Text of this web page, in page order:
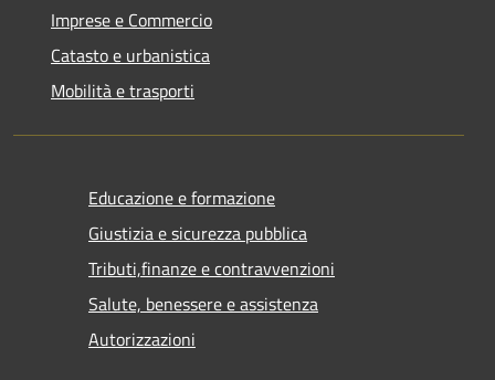
Imprese e Commercio
Catasto e urbanistica
Mobilità e trasporti
Educazione e formazione
Giustizia e sicurezza pubblica
Tributi,finanze e contravvenzioni
Salute, benessere e assistenza
Autorizzazioni